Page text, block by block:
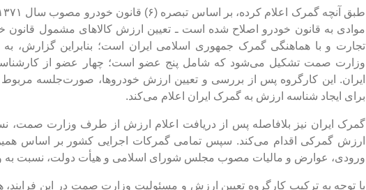
موادی به قانون خودرو اصلاح شده است ـ تعیین ارزش کالا‌های مشمول
تجارت و با هماهنگی گمرک جمهوری اسلامی ایران است؛ بنابراین گزارش،
وزارت صمت تشکیل می‌شود که شامل پنج عضو است؛ چهار عضو از
ایران. این کارگروه پس از بررسی و تعیین ارزش خودروها، صورت‌جلسه مربوط
برای ایجاد شناسه ارزش به گمرک ایران اعلام می‌کند.
گمرک ایران نیز بلافاصله پس از دریافت اعلام ارزش از طرف وزارت صمت،
ارزش گمرکی اقدام می‌کند. سپس تمامی گمرکات اجرایی کشور بر اساس
ورودی، عوارض و مالیات مصوب مجلس شورای اسلامی و هیأت دولت، نسبت به
با توجه به ترکیب کارگروه تعیین ارزش و مسئولیت وزارت صمت در این فرایند،